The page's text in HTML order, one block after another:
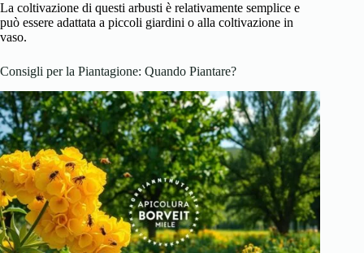
La coltivazione di questi arbusti è relativamente semplice e
può essere adattata a piccoli giardini o alla coltivazione in
vaso.
Consigli per la Piantagione: Quando Piantare?